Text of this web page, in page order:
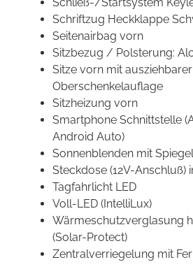
Schriftzug Heckklappe
Seitenairbag vorn
Sitzbezug / Polsterung:
Sitze vorn mit ausziehbarer
Oberschenkelauflage
Sitzheizung vorn
Smartphone Schnittstelle
Android Auto)
Sonnenblenden mit
Steckdose (12V-Anschluß)
Tagfahrlicht LED
Voll-LED (IntelliLux)
Wärmeschutzverglasung
(Solar-Protect)
Zentralverriegelung mit